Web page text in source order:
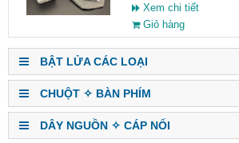
Xem chi tiết
Giỏ hàng
BẬT LỬA CÁC LOẠI
CHUỘT ✧ BÀN PHÍM
DÂY NGUỒN ✧ CÁP NỐI